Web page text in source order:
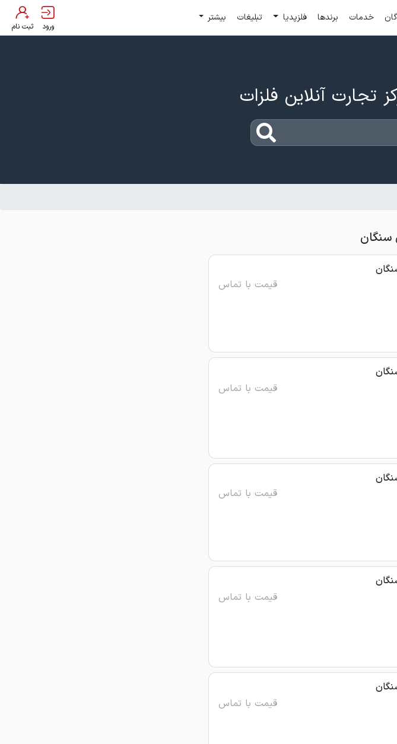
خدمات برندها فلزپدیا تبلیغات بیشتر
ورود ثبت نام
سنگان
قیمت با تماس
قیمت با تماس
قیمت با تماس
قیمت با تماس
قیمت با تماس